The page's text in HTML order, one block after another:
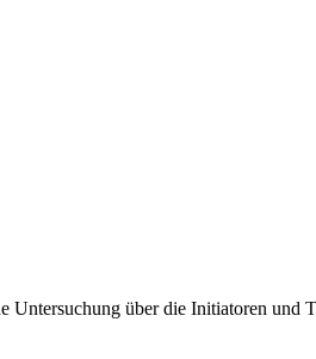
über die Initiatoren und